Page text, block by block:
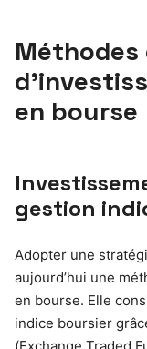
en bourse
gestion
Adopter une
aujourd’hui une
en bourse. Elle
indice boursier